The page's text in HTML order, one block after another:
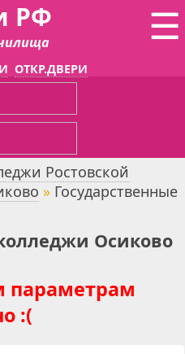
☰
РФ
ОТКР.ДВЕРИ
Ростовской
» Государственные
Осиково
параметрам
:(